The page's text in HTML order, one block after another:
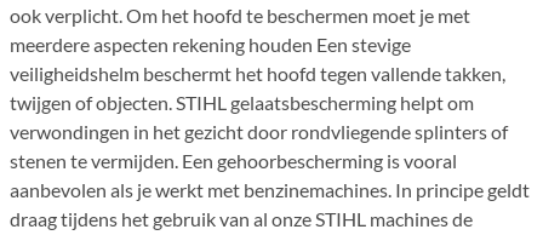
ook verplicht. Om het hoofd te beschermen moet je met
meerdere aspecten rekening houden Een stevige
veiligheidshelm beschermt het hoofd tegen vallende takken,
twijgen of objecten. STIHL gelaatsbescherming helpt om
verwondingen in het gezicht door rondvliegende splinters of
stenen te vermijden. Een gehoorbescherming is vooral
aanbevolen als je werkt met benzinemachines. In principe geldt
draag tijdens het gebruik van al onze STIHL machines de